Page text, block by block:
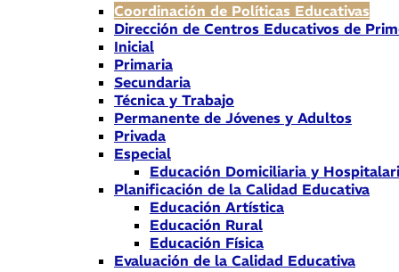
Coordinación de Políticas Educativas
Dirección de Centros Educativos de
Inicial
Primaria
Secundaria
Técnica y Trabajo
Permanente de Jóvenes y Adultos
Privada
Especial
Educación Domiciliaria y
Planificación de la Calidad Educativa
Educación Artística
Educación Rural
Educación Física
Evaluación de la Calidad Educativa